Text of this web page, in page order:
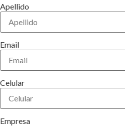
Apellido
Email
Celular
Empresa